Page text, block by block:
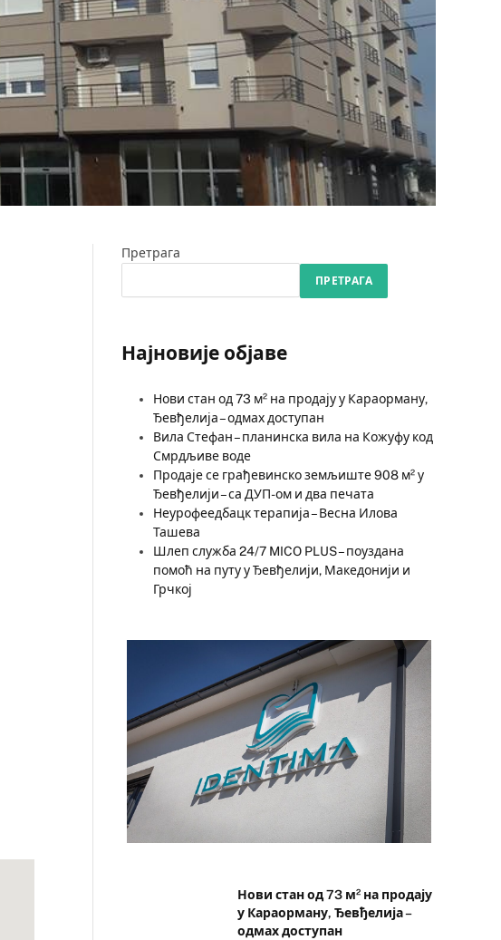
Претрага
ПРЕТРАГА
Најновије објаве
Нови стан од 73 м² на продају у Караорману,
Ђевђелија – одмах доступан
Вила Стефан – планинска вила на Кожуфу код
Смрдљиве воде
Продаје се грађевинско земљиште 908 м² у
Ђевђелији – са ДУП-ом и два печата
Неурофеедбацк терапија – Весна Илова
Ташева
Шлеп служба 24/7 MICO PLUS – поуздана
помоћ на путу у Ђевђелији, Македонији и
Грчкој
Нови стан од 73 м² на продају
у Караорману, Ђевђелија –
одмах доступан